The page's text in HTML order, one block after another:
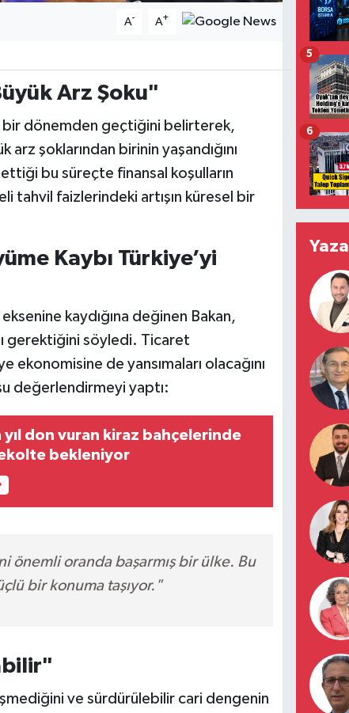
A- A+
Arz Şoku"
bir dönemden geçtiğini belirterek,
şoklarından birinin yaşandığını
bu süreçte finansal koşulların
tahvil faizlerindeki artışın küresel bir
Kaybı Türkiye’yi
kaydığına değinen Bakan,
gerektiğini söyledi. Ticaret
ekonomisine de yansımaları olacağını
değerlendirmeyi yaptı:
don vuran kiraz bahçelerinde
bekleniyor
önemli oranda başarmış bir ülke. Bu
bir konuma taşıyor."
ve sürdürülebilir cari dengenin
5
6